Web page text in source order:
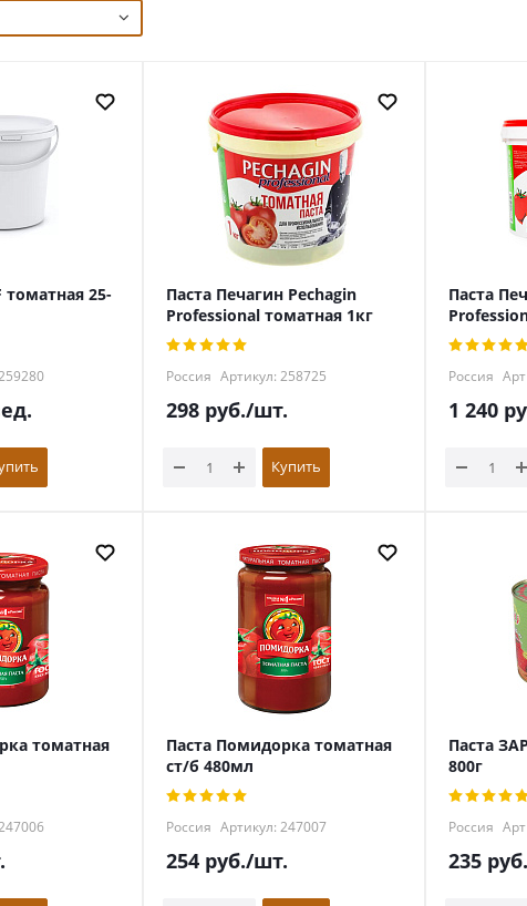
томатная 25-
Паста Печагин Pechagin
Professional томатная 1кг
Россия Артикул: 258725
298 руб./шт.
Купить
Паста
Россия
1 240
томатная
Паста Помидорка томатная
ст/б 480мл
Россия Артикул: 247007
254 руб./шт.
Паста
800г
Россия
235 руб.